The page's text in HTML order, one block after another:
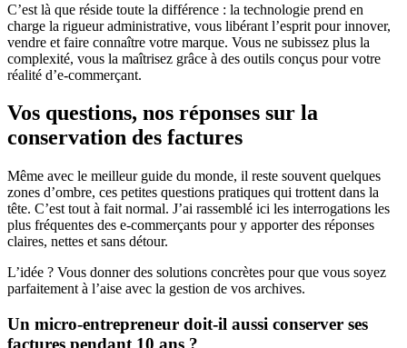
C’est là que réside toute la différence : la technologie prend en
charge la rigueur administrative, vous libérant l’esprit pour innover,
vendre et faire connaître votre marque. Vous ne subissez plus la
complexité, vous la maîtrisez grâce à des outils conçus pour votre
réalité d’e-commerçant.
Vos questions, nos réponses sur la
conservation des factures
Même avec le meilleur guide du monde, il reste souvent quelques
zones d’ombre, ces petites questions pratiques qui trottent dans la
tête. C’est tout à fait normal. J’ai rassemblé ici les interrogations les
plus fréquentes des e-commerçants pour y apporter des réponses
claires, nettes et sans détour.
L’idée ? Vous donner des solutions concrètes pour que vous soyez
parfaitement à l’aise avec la gestion de vos archives.
Un micro-entrepreneur doit-il aussi conserver ses
factures pendant 10 ans ?